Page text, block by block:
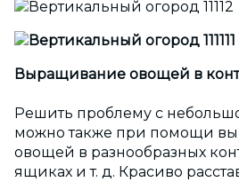
Выращивание овощей в
Решить проблему с
можно также при помощи
овощей в разнообразных
ящиках и т. д. Красиво